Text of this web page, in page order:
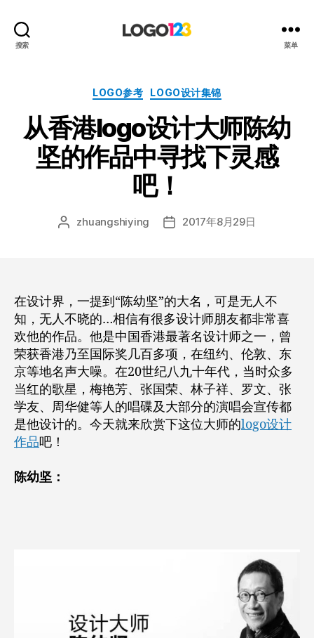
搜索
设
计
博
客
菜单
分
LOGO参考 LOGO设计集锦
从香港logo设计大师陈幼
坚的作品中寻找下灵感
吧！
文 zhuangshiying
发 2017年8月29日
在设计界，一提到“陈幼坚”的大名，可是无人不
知，无人不晓的…相信有很多设计师朋友都非常喜
欢他的作品。他是中国香港最著名设计师之一，曾
荣获香港乃至国际奖几百多项，在纽约、伦敦、东
京等地名声大噪。在20世纪八九十年代，当时众多
当红的歌星，梅艳芳、张国荣、林子祥、罗文、张
学友、周华健等人的唱碟及大部分的演唱会宣传都
是他设计的。今天就来欣赏下这位大师的logo设计
作品吧！
陈幼坚：